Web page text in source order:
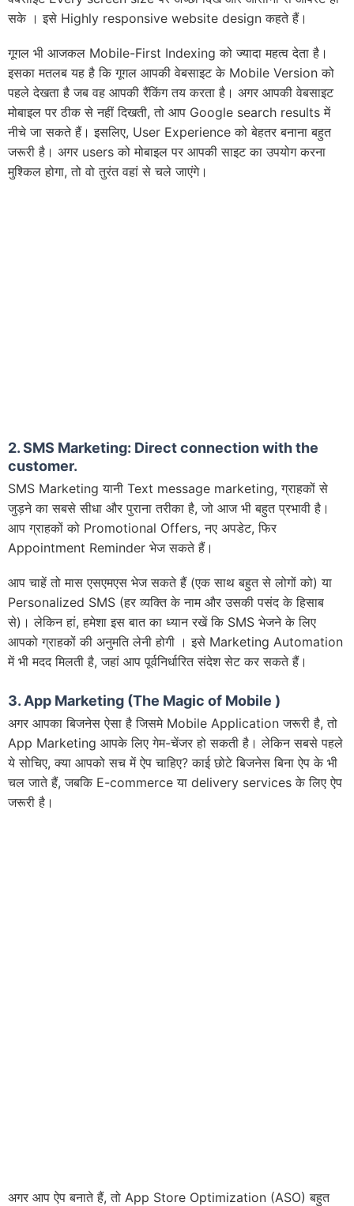
सके । इसे Highly responsive website design कहते हैं।
गूगल भी आजकल Mobile-First Indexing को ज्यादा महत्व देता है।
इसका मतलब यह है कि गूगल आपकी वेबसाइट के Mobile Version को
पहले देखता है जब वह आपकी रैंकिंग तय करता है। अगर आपकी वेबसाइट
मोबाइल पर ठीक से नहीं दिखती, तो आप Google search results में
नीचे जा सकते हैं। इसलिए, User Experience को बेहतर बनाना बहुत
जरूरी है। अगर users को मोबाइल पर आपकी साइट का उपयोग करना
मुश्किल होगा, तो वो तुरंत वहां से चले जाएंगे।
2. SMS Marketing: Direct connection with the
customer.
SMS Marketing यानी Text message marketing, ग्राहकों से
जुड़ने का सबसे सीधा और पुराना तरीका है, जो आज भी बहुत प्रभावी है।
आप ग्राहकों को Promotional Offers, नए अपडेट, फिर
Appointment Reminder भेज सकते हैं।
आप चाहें तो मास एसएमएस भेज सकते हैं (एक साथ बहुत से लोगों को) या
Personalized SMS (हर व्यक्ति के नाम और उसकी पसंद के हिसाब
से)। लेकिन हां, हमेशा इस बात का ध्यान रखें कि SMS भेजने के लिए
आपको ग्राहकों की अनुमति लेनी होगी । इसे Marketing Automation
में भी मदद मिलती है, जहां आप पूर्वनिर्धारित संदेश सेट कर सकते हैं।
3. App Marketing (The Magic of Mobile )
अगर आपका बिजनेस ऐसा है जिसमे Mobile Application जरूरी है, तो
App Marketing आपके लिए गेम-चेंजर हो सकती है। लेकिन सबसे पहले
ये सोचिए, क्या आपको सच में ऐप चाहिए? काई छोटे बिजनेस बिना ऐप के भी
चल जाते हैं, जबकि E-commerce या delivery services के लिए ऐप
जरूरी है।
अगर आप ऐप बनाते हैं, तो App Store Optimization (ASO) बहुत